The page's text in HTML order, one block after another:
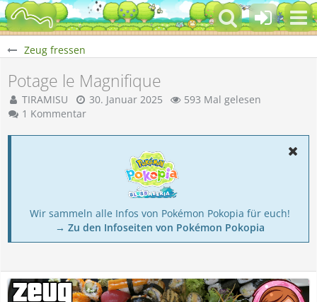
Zeug fressen
Potage le Magnifique
TIRAMISU 30. Januar 2025
593 Mal gelesen
1 Kommentar
Wir sammeln alle Infos von Pokémon Pokopia für euch!
→ Zu den Infoseiten von Pokémon Pokopia